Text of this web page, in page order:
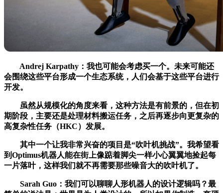
Andrej Karpathy：我也可能会考虑买一个。未来可能还
会围绕这些平台形成一个生态系统，人们会基于这些平台进行
开发。
虽然从规模化的角度来看，这种方法是有前景的，但在初
期阶段，主要还是处理材料搬运任务，之后再逐步向更复杂的
高复杂性任务（HKC）发展。
其中一个让我非常兴奋的项目是“吹叶机挑战”。我希望看
到Optimus机器人能在街上像踮着脚尖一样小心翼翼地捡起每
一片落叶，这样我们就不再需要那些噪音大的吹叶机了。
Sarah Guo：我们可以聊聊人形机器人的设计逻辑吗？最